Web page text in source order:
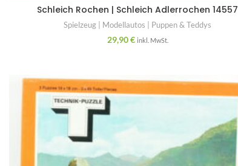
Schleich Rochen | Schleich Adlerrochen 14557
Spielzeug | Modellautos | Puppen & Teddys
29,90€ inkl. MwSt.